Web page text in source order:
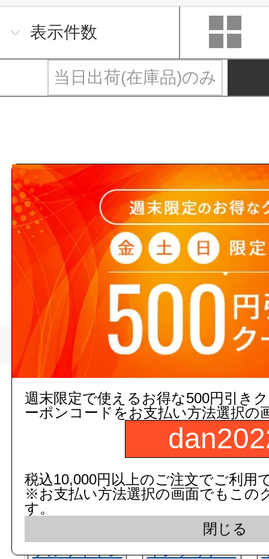
表示件数
当日出荷(在庫品)のみ
新鋭工業
トップページ > 新鋭工業
現在の店舗受注状
フルワイヤレ インテリア・
週末限定で使えるお得な500円引き
ーポンコードをお支払い方法選択の
税込10,000円以上のご注文でご利用
※お支払い方法選択の画面でもこの
す。
閉じる